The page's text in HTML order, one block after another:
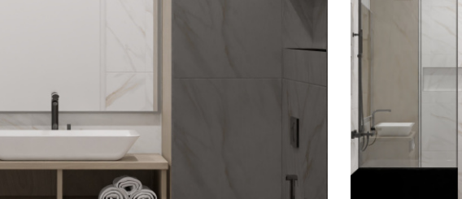
Оплачивайте сегодня только
25% картой любого банка